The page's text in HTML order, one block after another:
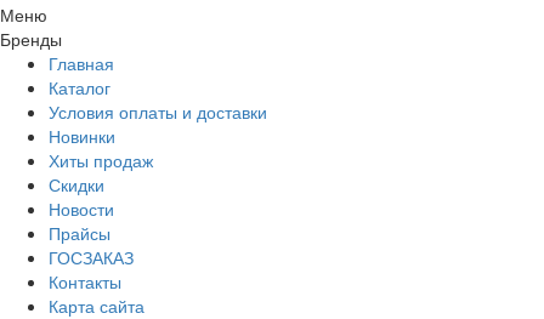
Меню
Бренды
Главная
Каталог
Условия оплаты и доставки
Новинки
Хиты продаж
Скидки
Новости
Прайсы
ГОСЗАКАЗ
Контакты
Карта сайта